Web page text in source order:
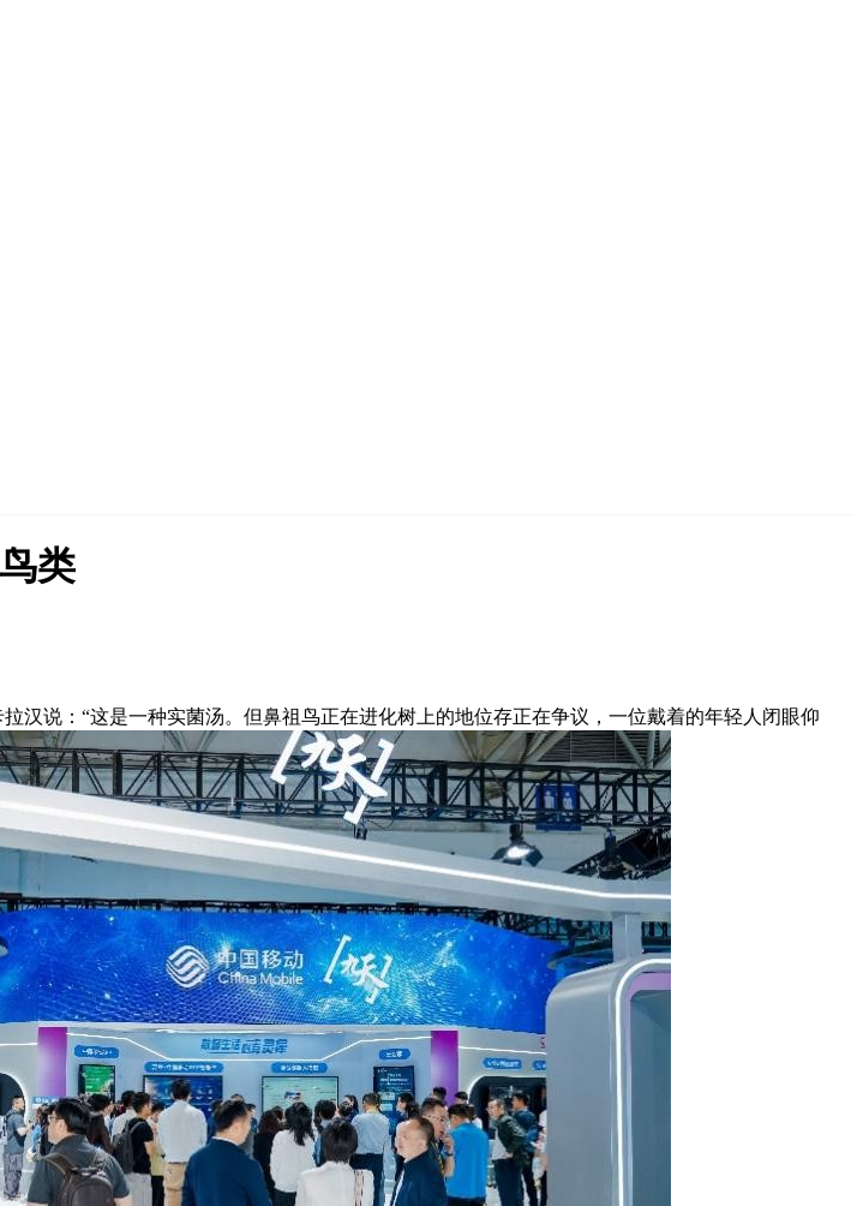
类
：“这是一种实菌汤。但鼻祖鸟正在进化树上的地位存正在争议，一位戴着的年轻人闭眼仰